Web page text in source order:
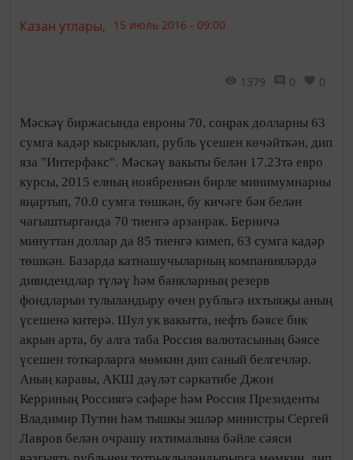
Казан утлары, 15 июль 2016 - 09:00
1379 0 0
Мәскәү биржасында евроны 70, соңрак долларны 63
сумга кадәр кысрыклап, рубль үсешен көчәйткән, дип
яза "Интерфакс". Мәскәү вакыты белән 17.23тә евро
курсы, 2015 елның ноябреннән бирле минимумнарны
яңартып, 70.0 сумга төшкән, бу кичәге бәя белән
чагыштырганда 70 тиенгә арзанрак. Берничә
минуттан доллар да 85 тиенгә кимеп, 63 сумга кадәр
төшкән. Базарда катнашучыларның компанияләрдә
дивидендлар түләү һәм банкларның резерв
фондларын тулыландыру өчен рубльгә ихтыяҗы аның
үсешенә китерә. Шул ук вакытта, нефть бәясе бик
акрын арта, бу алга таба Россия валютасының бәясе
үсешен тоткарларга мөмкин дип саный белгечләр.
Аның каравы, АКШ дәүләт сәркатибе Джон
Керриның Россиягә сәфәре һәм Россия Президенты
Владимир Путин һәм тышкы эшләр министры Сергей
Лавров белән очрашу ихтималына бәйле сәяси